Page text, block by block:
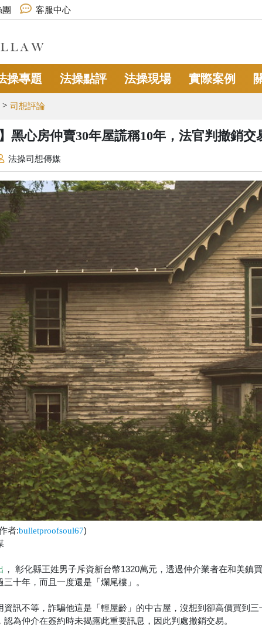
團 客服中心
操專題 法操點評 法操現場 實際案例
司想評論
黑心房仲賣30年屋謊稱10年，法官判撤銷交
法操司想傳媒
者:bulletproofsoul67)
， 彰化縣王姓男子斥資新台幣1320萬元，透過仲介業者在和美鎮
十年，而且一度還是「爛尾樓」。
資訊不等，詐騙他這是「輕屋齡」的中古屋，沒想到卻高價買到
為仲介在簽約時未揭露此重要訊息，因此判處撤銷交易。